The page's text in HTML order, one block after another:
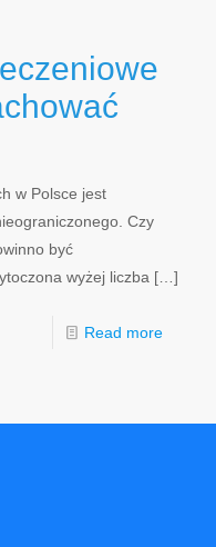
w Polsce jest
Czy
być
wyżej liczba […]
Read more